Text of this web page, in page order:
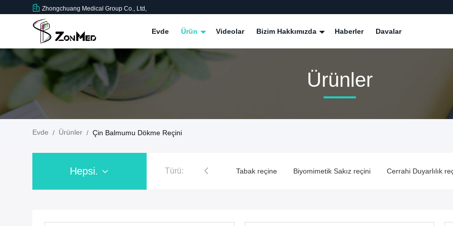
Zhongchuang Medical Group Co., Ltd,
Evde Ürün Videolar Bizim Hakkımızda Haberler Davalar
Ürünler
Evde / Ürünler / Çin Balmumu Dökme Reçini
Hepsi. Türü:
Tam Ağız Hareketli Alt reçine Deneme reçini Tabak reçine Biyomimetik Sakız reçini Cerrahi Duyarlılık reçini